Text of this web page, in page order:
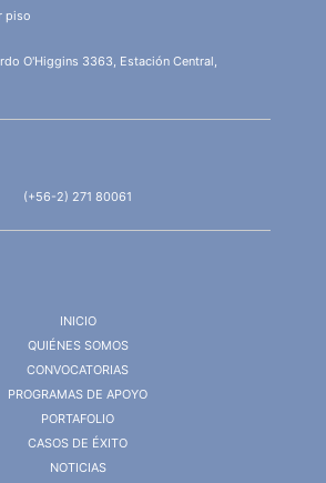
piso
O'Higgins 3363, Estación Central,
(+56-2) 271 80061
INICIO
QUIÉNES SOMOS
CONVOCATORIAS
PROGRAMAS DE APOYO
PORTAFOLIO
CASOS DE ÉXITO
NOTICIAS